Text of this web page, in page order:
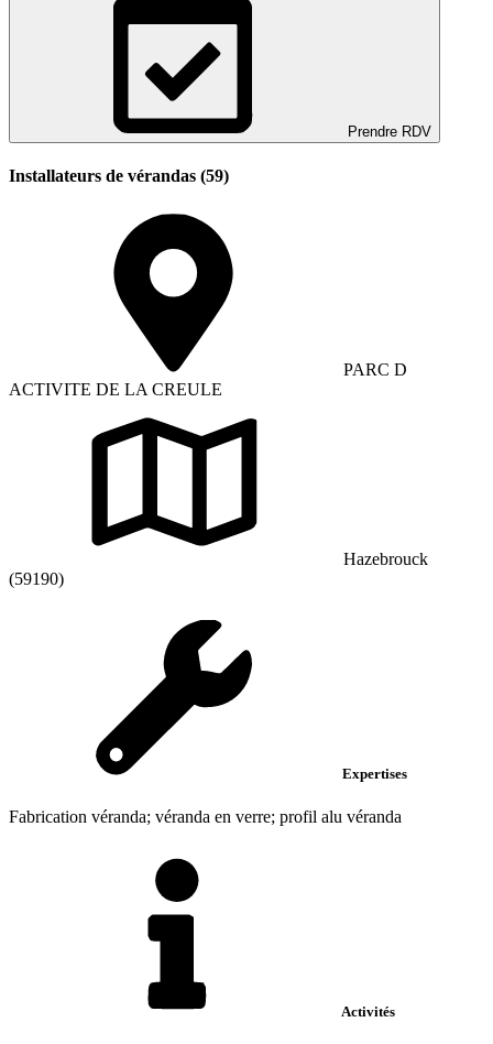
Prendre RDV
Installateurs de vérandas (59)
PARC D
ACTIVITE DE LA CREULE
Hazebrouck
(59190)
Expertises
Fabrication véranda; véranda en verre; profil alu véranda
Activités